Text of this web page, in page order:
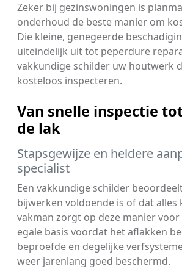
Zeker bij gezinswoningen is
onderhoud de beste manier om
Die kleine, genegeerde
uiteindelijk uit tot peperdure
vakkundige schilder uw houtwerk
kosteloos inspecteren.
Van snelle inspectie
de lak
Stapsgewijze en heldere
specialist
Een vakkundige schilder
bijwerken voldoende is of dat alles
vakman zorgt op deze manier
egale basis voordat het aflakken
beproefde en degelijke
weer jarenlang goed beschermd.